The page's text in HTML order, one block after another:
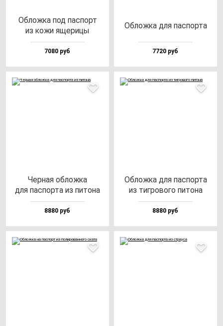
Облож­ка под пас­порт
из ко­жи яще­ри­цы
7080 руб
Облож­ка для пас­пор­та
7720 руб
Чер­ная об­лож­ка
для пас­пор­та из пи­то­на
8880 руб
Облож­ка для пас­пор­та
из тиг­ро­во­го пи­то­на
8880 руб